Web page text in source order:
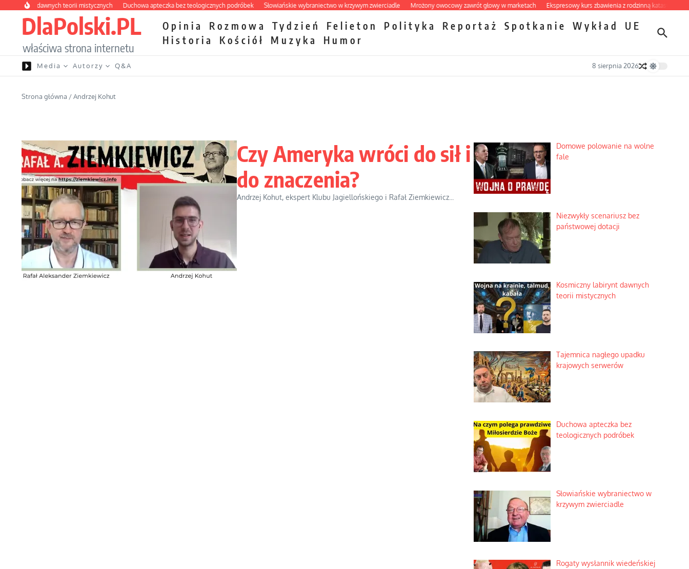
Przejdź do treści
dawnych teorii mistycznych Duchowa apteczka bez teologicznych podróbek Słowiańskie wybraniectwo w krzywym zwierciadle Mrożony owocowy zawrót głowy w marketach Ekspresowy kurs zbawienia z rodzinną katastrofą
DlaPolski.PL
właściwa strona internetu
Opinia Rozmowa Tydzień Felieton Polityka Reportaż Spotkanie Wykład
UE
Historia
Kościół Muzyka Humor
Media Autorzy Q&A 8 sierpnia 2026
Strona główna /Andrzej Kohut
Czy Ameryka wróci do sił i
do znaczenia?
Andrzej Kohut, ekspert Klubu Jagiellońskiego i Rafał Ziemkiewicz...
Domowe polowanie na wolne
fale
Niezwykły scenariusz bez
państwowej dotacji
Kosmiczny labirynt dawnych
teorii mistycznych
Tajemnica nagłego upadku
krajowych serwerów
Duchowa apteczka bez
teologicznych podróbek
Słowiańskie wybraniectwo w
krzywym zwierciadle
Rogaty wysłannik wiedeńskiej